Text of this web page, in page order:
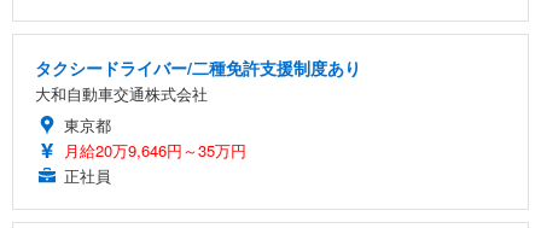
タクシードライバー/二種免許支援制度あり
大和自動車交通株式会社
東京都
月給20万9,646円～35万円
正社員